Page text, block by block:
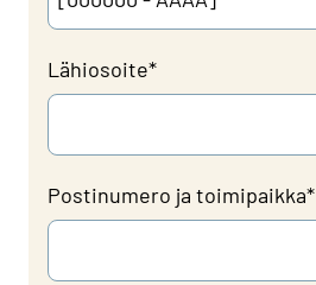
Lähiosoite*
Postinumero ja toimipaikka*